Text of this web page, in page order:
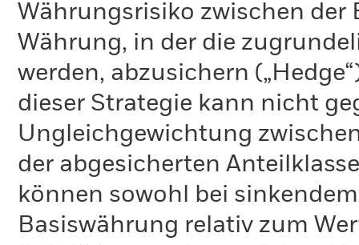
Währungsrisiko zwischen der
Währung, in der die
werden, abzusichern
dieser Strategie kann nicht
Ungleichgewichtung
der abgesicherten
können sowohl bei
Basiswährung relativ zum